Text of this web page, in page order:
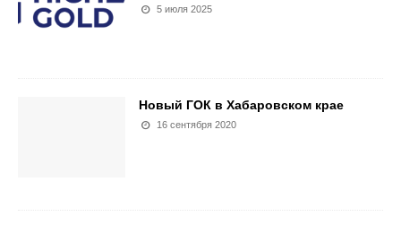
5 июля 2025
Новый ГОК в Хабаровском крае
16 сентября 2020